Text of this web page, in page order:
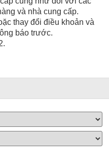
và nhà cung cấp.
thay đổi điều khoản và
báo trước.